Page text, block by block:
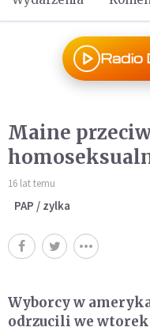
Radio
Maine
16 lat temu
PAP / zylka
Wyborcy w
odrzucili we